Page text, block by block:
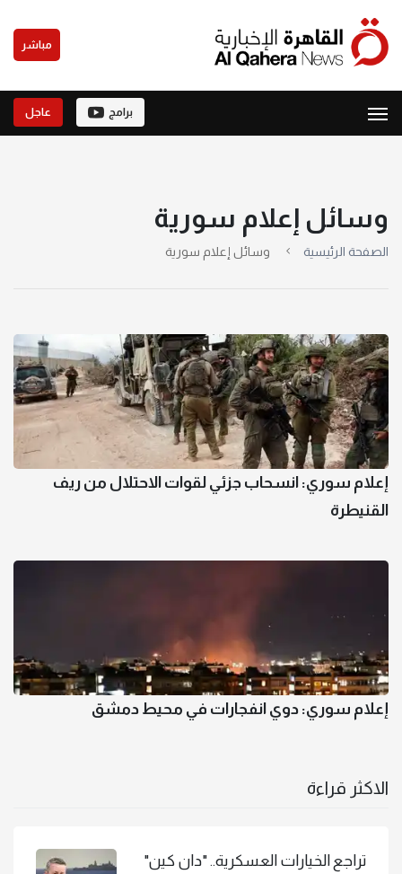
مباشر
برامج عاجل
وسائل إعلام سورية
الصفحة الرئيسية وسائل إعلام سورية
إعلام سوري: انسحاب جزئي لقوات الاحتلال من ريف
القنيطرة
إعلام سوري: دوي انفجارات في محيط دمشق
الاكثر قراءة
تراجع الخيارات العسكرية.. "دان كين"